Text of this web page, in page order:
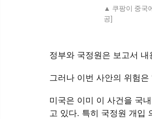
쿠팡이 중국
공]
정부와 국정원은 보고서
그러나 이번 사안의 위험은
미국은 이미 이 사건을 국
고 있다. 특히 국정원 개입